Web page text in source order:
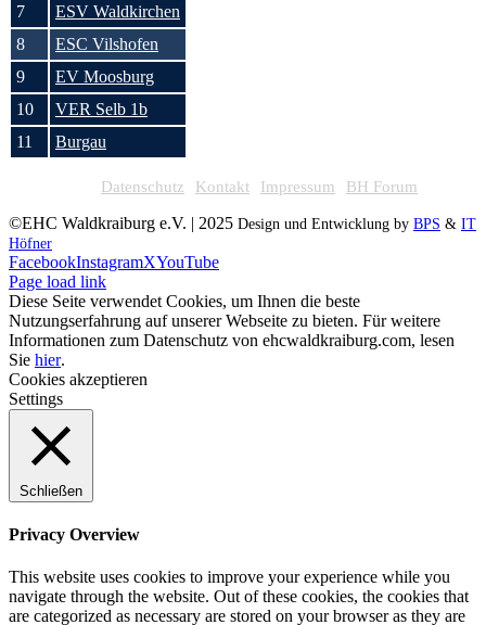
7
ESV Waldkirchen
8
ESC Vilshofen
9
EV Moosburg
10
VER Selb 1b
11
Burgau
Datenschutz Kontakt Impressum BH Forum
©EHC Waldkraiburg e.V. | 2025 Design und Entwicklung by BPS & IT
Höfner
FacebookInstagramXYouTube
Page load link
Diese Seite verwendet Cookies, um Ihnen die beste
Nutzungserfahrung auf unserer Webseite zu bieten. Für weitere
Informationen zum Datenschutz von ehcwaldkraiburg.com, lesen
Sie hier.
Cookies akzeptieren
Settings
Schließen
Privacy Overview
This website uses cookies to improve your experience while you
navigate through the website. Out of these cookies, the cookies that
are categorized as necessary are stored on your browser as they are